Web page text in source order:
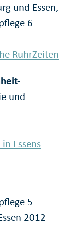
und Essen,
6
RuhrZeiten
und
Essens
5
2012